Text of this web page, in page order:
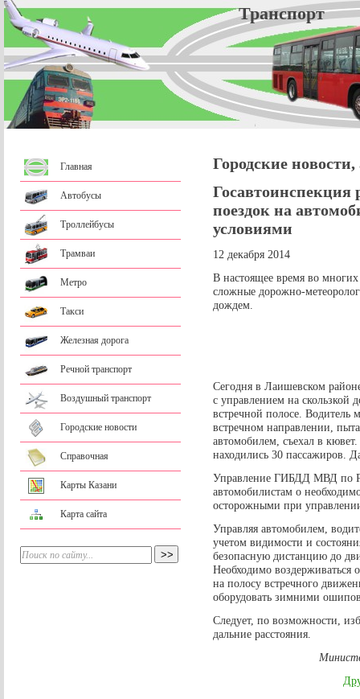
Главная
Автобусы
Троллейбусы
Трамваи
Метро
Такси
Железная дорога
Речной транспорт
Воздушный транспорт
Городские новости
Справочная
Карты Казани
Карта сайта
Городские
Госавтоинспекция
поездок на
условиями
12 декабря 2014
В настоящее время во
сложные дорожно-
дождем.
Сегодня в Лаишевском
с управлением на скользкой
встречной полосе. Водитель
встречном направлении,
автомобилем, съехал в
находились 30 пассажиров.
Управление ГИБДД МВД по
автомобилистам о
осторожными при
Управляя автомобилем,
учетом видимости и
безопасную дистанцию до
Необходимо воздерживаться
на полосу встречного
оборудовать зимними
Следует, по возможности,
дальние расстояния.